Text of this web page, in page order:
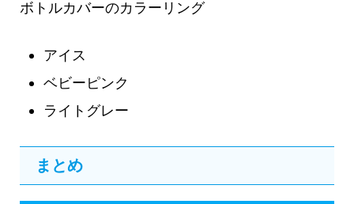
ボトルカバーのカラーリング
アイス
ベビーピンク
ライトグレー
まとめ